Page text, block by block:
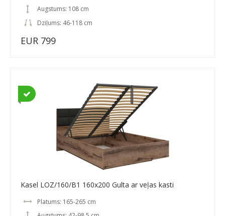
Augstums: 108 cm
Dziļums: 46-118 cm
EUR 799
Kasel LOZ/160/B1 160x200 Gulta ar veļas kasti
Platums: 165-265 cm